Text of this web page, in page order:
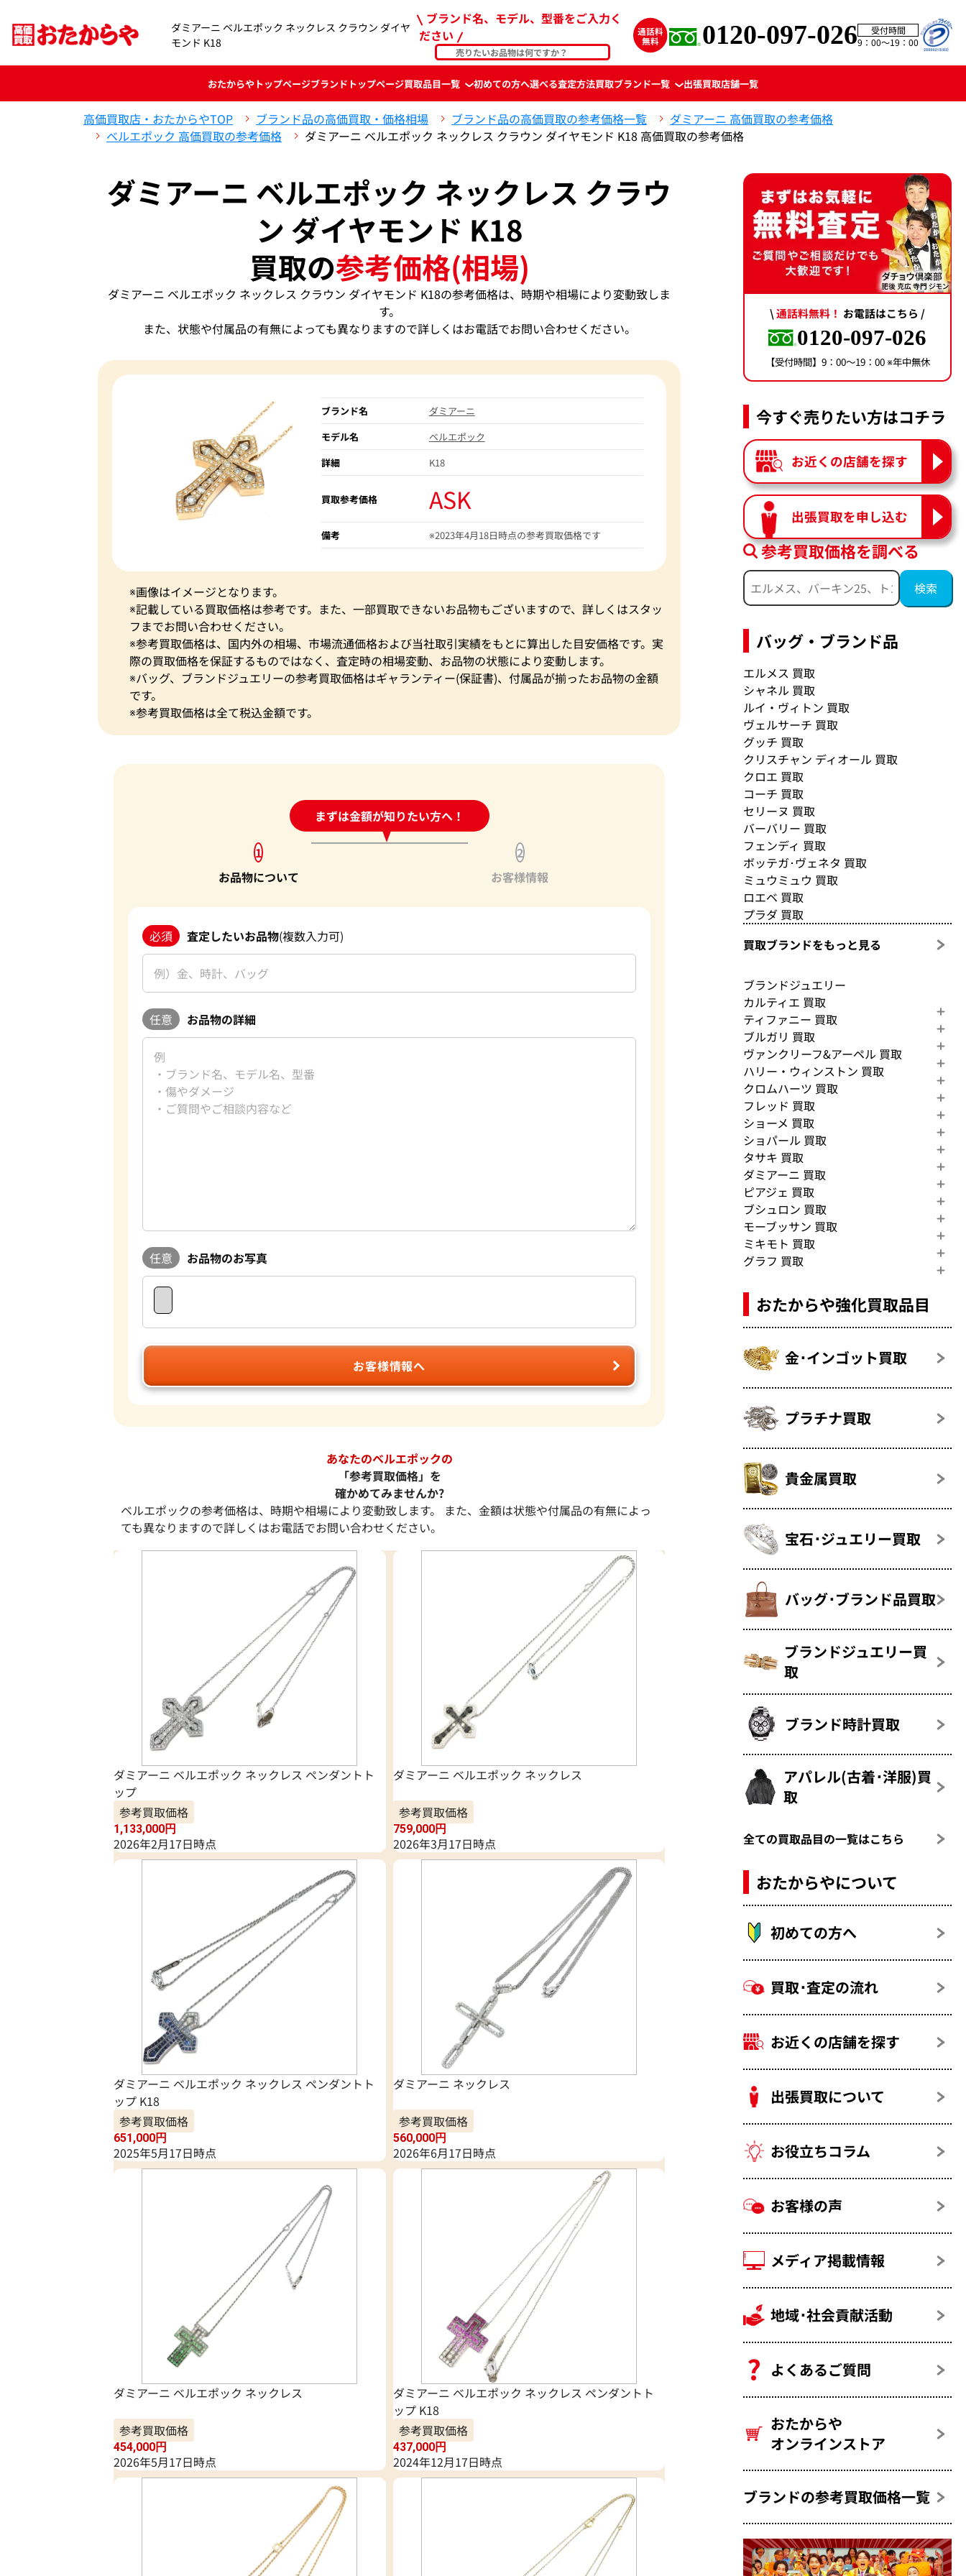
ダミアーニ ベルエポック ネックレス クラウン ダイヤ
モンド K18
ブランド名、モデル、型番をご入力く
ださい
0120-097-026
受付時間
9：00〜19：00
おたからやトップページブランド トップページ買取品目一覧 初めての方へ選べる査定方法買取ブランド一覧 出張買取店舗一覧
高価買取店・おたからやTOP ブランド品の高価買取・価格相場 ブランド品の高価買取の参考価格一覧
ダミアーニ 高価買取の参考価格
ベルエポック 高価買取の参考価格
ダミアーニ ベルエポック ネックレス クラウン ダイヤモンド K18 高価買取の参考価格
ダミアーニ ベルエポック ネックレス クラウ
ン ダイヤモンド K18
買取の参考価格(相場)
ダミアーニ ベルエポック ネックレス クラウン ダイヤモンド K18の参考価格は、時期や相場により変動致しま
す。
また、状態や付属品の有無によっても異なりますので詳しくはお電話でお問い合わせください。
ブランド名
ダミアーニ
モデル名
ベルエポック
詳細
K18
買取参考価格 ASK
備考 ※2023年4月18日時点の参考買取価格です
※画像はイメージとなります。
※記載している買取価格は参考です。また、一部買取できないお品物もございますので、詳しくはスタッ
フまでお問い合わせください。
※参考買取価格は、国内外の相場、市場流通価格および当社取引実績をもとに算出した目安価格です。実
際の買取価格を保証するものではなく、査定時の相場変動、お品物の状態により変動します。
※バッグ、ブランドジュエリーの参考買取価格はギャランティー(保証書)、付属品が揃ったお品物の金額
です。
※参考買取価格は全て税込金額です。
まずは金額が知りたい方へ！
24時間受付中!問い合わせフォーム
1
お品物について
2
お客様情報
必須 査定したいお品物(複数入力可)
任意 お品物の詳細
任意 お品物のお写真
お客様情報へ
あなたのベルエポックの
「参考買取価格」を
確かめてみませんか?
ベルエポックの参考価格は、時期や相場により変動致します。 また、金額は状態や付属品の有無によっ
ても異なりますので詳しくはお電話でお問い合わせください。
ダミアーニ ベルエポック ネックレス ペンダントト
ップ
参考買取価格
1,133,000円
2026年2月17日時点
ダミアーニ ベルエポック ネックレス
参考買取価格
759,000円
2026年3月17日時点
ダミアーニ ベルエポック ネックレス ペンダントト
ップ K18
参考買取価格
651,000円
2025年5月17日時点
ダミアーニ ネックレス
参考買取価格
560,000円
2026年6月17日時点
ダミアーニ ベルエポック ネックレス
参考買取価格
454,000円
2026年5月17日時点
ダミアーニ ベルエポック ネックレス ペンダントト
ップ K18
参考買取価格
437,000円
2024年12月17日時点
\通話料無料！ お電話はこちら /
0120-097-026
【受付時間】9：00〜19：00 ※年中無休
今すぐ売りたい方はコチラ
お近くの店舗を探す
出張買取を申し込む
参考買取価格を調べる
バッグ・ブランド品
エルメス 買取
シャネル 買取
ルイ・ヴィトン 買取
ヴェルサーチ 買取
グッチ 買取
クリスチャン ディオール 買取
クロエ 買取
コーチ 買取
セリーヌ 買取
バーバリー 買取
フェンディ 買取
ボッテガ･ヴェネタ 買取
ミュウミュウ 買取
ロエベ 買取
プラダ 買取
買取ブランドをもっと見る
ブランドジュエリー
カルティエ 買取
ティファニー 買取
ブルガリ 買取
ヴァンクリーフ&アーペル 買取
ハリー・ウィンストン 買取
クロムハーツ 買取
フレッド 買取
ショーメ 買取
ショパール 買取
タサキ 買取
ダミアーニ 買取
ピアジェ 買取
ブシュロン 買取
モーブッサン 買取
ミキモト 買取
グラフ 買取
おたからや強化買取品目
金･インゴット買取
プラチナ買取
貴金属買取
宝石･ジュエリー買取
バッグ･ブランド品買取
ブランドジュエリー買
取
ブランド時計買取
アパレル(古着･洋服)買
取
全ての買取品目の一覧はこちら
おたからやについて
初めての方へ
買取･査定の流れ
お近くの店舗を探す
出張買取について
お役立ちコラム
お客様の声
メディア掲載情報
地域･社会貢献活動
よくあるご質問
おたからや
オンラインストア
ブランドの参考買取価格一覧